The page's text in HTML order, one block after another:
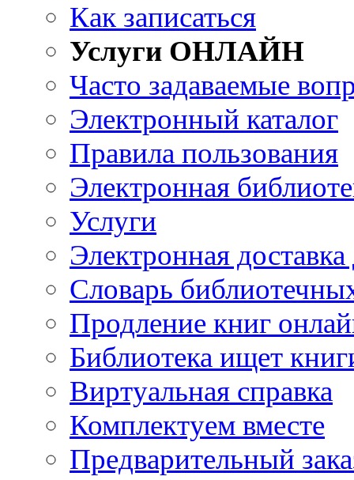
Как записаться
Услуги ОНЛАЙН
Часто задаваемые
Электронный каталог
Правила пользования
Электронная
Услуги
Электронная
Словарь
Продление книг
Библиотека ищет
Виртуальная справка
Комплектуем вместе
Предварительный